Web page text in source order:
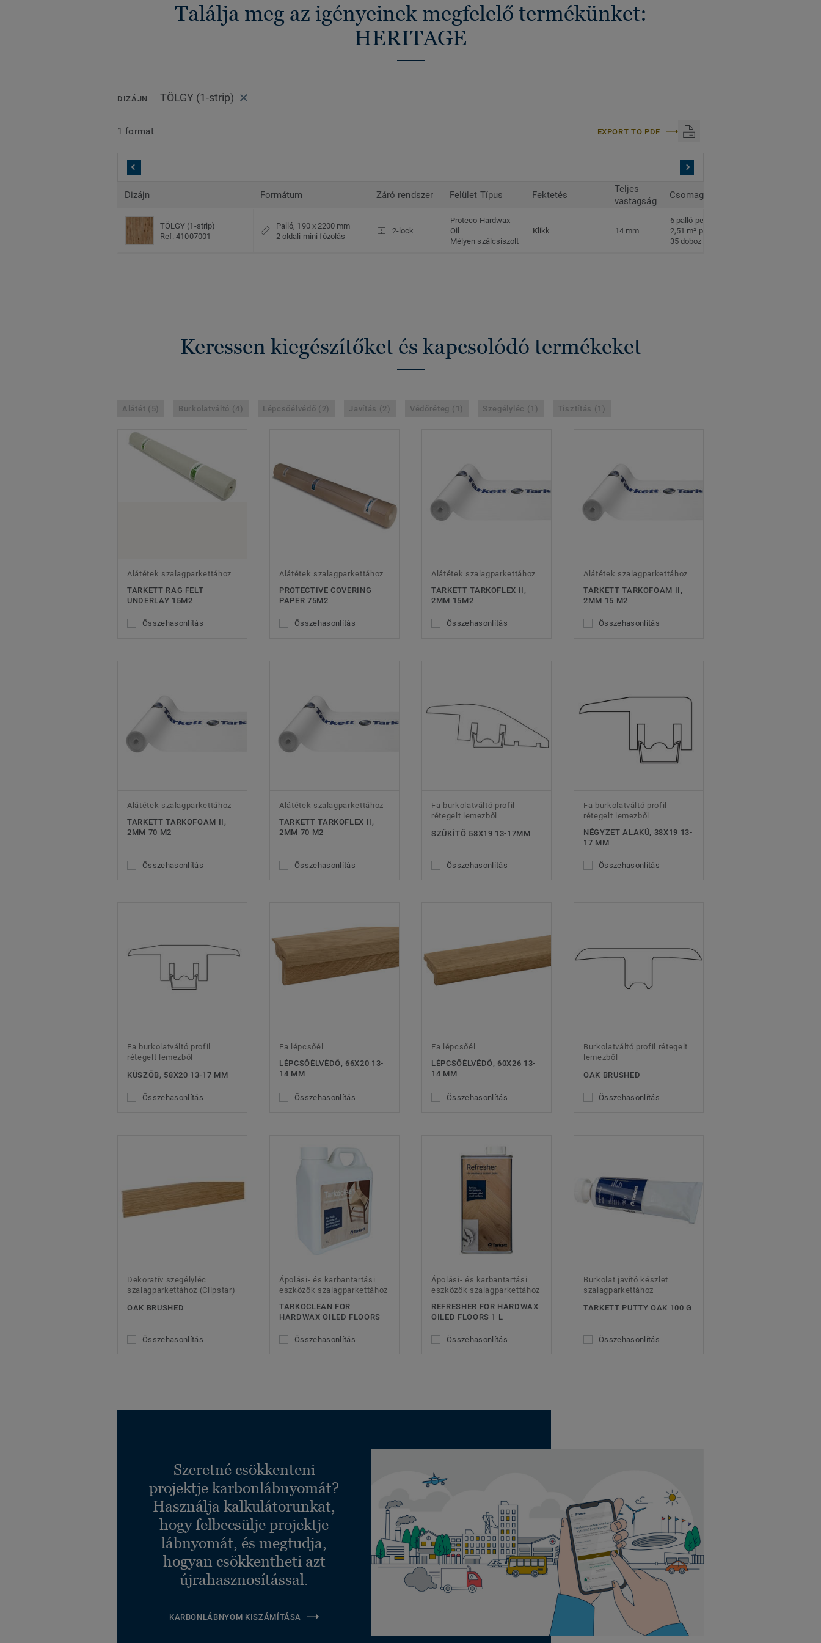
Találja meg az igényeinek megfelelő termékünket:
HERITAGE
DIZÁJN TÖLGY (1-strip)
1 format EXPORT TO PDF
Dizájn Formátum Záró rendszer Felület Típus Fektetés
Teljes
vastagság
Csomagolás
TÖLGY (1-strip)
Ref. 41007001
Palló, 190 x 2200 mm
2 oldali mini fózolás
2-lock
Proteco Hardwax
Oil
Mélyen szálcsiszolt
Klikk 14 mm
6 palló per doboz
2,51 m² per doboz
35 doboz per paletta
Keressen kiegészítőket és kapcsolódó termékeket
Alátét (5) Burkolatváltó (4) Lépcsőélvédő (2) Javítás (2) Védőréteg (1) Szegélyléc (1) Tisztítás (1)
Alátétek szalagparkettához
TARKETT RAG FELT
UNDERLAY 15M2
Összehasonlítás
Alátétek szalagparkettához
PROTECTIVE COVERING
PAPER 75M2
Összehasonlítás
Alátétek szalagparkettához
TARKETT TARKOFLEX II,
2MM 15M2
Összehasonlítás
Alátétek szalagparkettához
TARKETT TARKOFOAM II,
2MM 15 M2
Összehasonlítás
Alátétek szalagparkettához
TARKETT TARKOFOAM II,
2MM 70 M2
Összehasonlítás
Alátétek szalagparkettához
TARKETT TARKOFLEX II,
2MM 70 M2
Összehasonlítás
Fa burkolatváltó profil
rétegelt lemezből
SZŰKÍTŐ 58X19 13-17MM
Összehasonlítás
Fa burkolatváltó profil
rétegelt lemezből
NÉGYZET ALAKÚ, 38X19 13-
17 MM
Összehasonlítás
Fa burkolatváltó profil
rétegelt lemezből
KÜSZÖB, 58X20 13-17 MM
Összehasonlítás
Fa lépcsőél
LÉPCSŐÉLVÉDŐ, 66X20 13-
14 MM
Összehasonlítás
Fa lépcsőél
LÉPCSŐÉLVÉDŐ, 60X26 13-
14 MM
Összehasonlítás
Burkolatváltó profil rétegelt
lemezből
OAK BRUSHED
Összehasonlítás
Dekoratív szegélyléc
szalagparkettához (Clipstar)
OAK BRUSHED
Összehasonlítás
Ápolási- és karbantartási
eszközök szalagparkettához
TARKOCLEAN FOR
HARDWAX OILED FLOORS
Összehasonlítás
Ápolási- és karbantartási
eszközök szalagparkettához
REFRESHER FOR HARDWAX
OILED FLOORS 1 L
Összehasonlítás
Burkolat javító készlet
szalagparkettához
TARKETT PUTTY OAK 100 G
Összehasonlítás
Szeretné csökkenteni
projektje karbonlábnyomát?
Használja kalkulátorunkat,
hogy felbecsülje projektje
lábnyomát, és megtudja,
hogyan csökkentheti azt
újrahasznosítással.
KARBONLÁBNYOM KISZÁMÍTÁSA